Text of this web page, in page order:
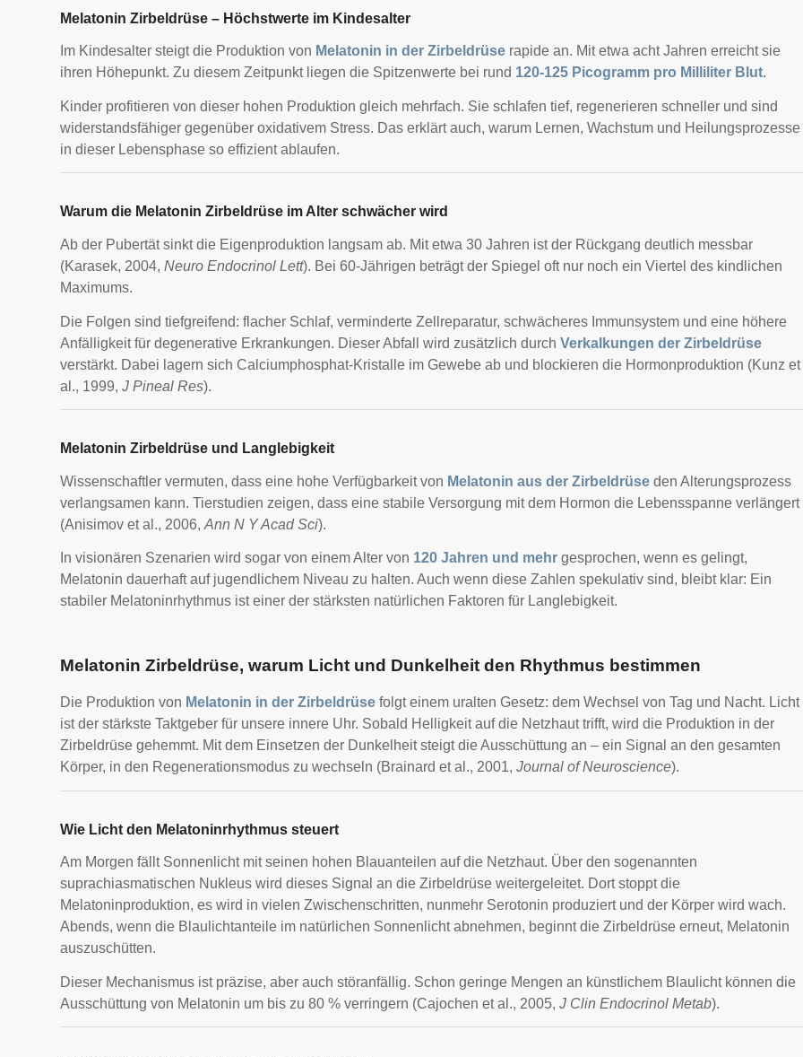
Melatonin Zirbeldrüse – Höchstwerte im Kindesalter
Im Kindesalter steigt die Produktion von Melatonin in der Zirbeldrüse rapide an. Mit etwa acht Jahren erreicht sie
ihren Höhepunkt. Zu diesem Zeitpunkt liegen die Spitzenwerte bei rund 120-125 Picogramm pro Milliliter Blut.
Kinder profitieren von dieser hohen Produktion gleich mehrfach. Sie schlafen tief, regenerieren schneller und sind
widerstandsfähiger gegenüber oxidativem Stress. Das erklärt auch, warum Lernen, Wachstum und Heilungsprozesse
in dieser Lebensphase so effizient ablaufen.
Warum die Melatonin Zirbeldrüse im Alter schwächer wird
Ab der Pubertät sinkt die Eigenproduktion langsam ab. Mit etwa 30 Jahren ist der Rückgang deutlich messbar
(Karasek, 2004, Neuro Endocrinol Lett). Bei 60-Jährigen beträgt der Spiegel oft nur noch ein Viertel des kindlichen
Maximums.
Die Folgen sind tiefgreifend: flacher Schlaf, verminderte Zellreparatur, schwächeres Immunsystem und eine höhere
Anfälligkeit für degenerative Erkrankungen. Dieser Abfall wird zusätzlich durch Verkalkungen der Zirbeldrüse
verstärkt. Dabei lagern sich Calciumphosphat-Kristalle im Gewebe ab und blockieren die Hormonproduktion (Kunz et
al., 1999, J Pineal Res).
Melatonin Zirbeldrüse und Langlebigkeit
Wissenschaftler vermuten, dass eine hohe Verfügbarkeit von Melatonin aus der Zirbeldrüse den Alterungsprozess
verlangsamen kann. Tierstudien zeigen, dass eine stabile Versorgung mit dem Hormon die Lebensspanne verlängert
(Anisimov et al., 2006, Ann N Y Acad Sci).
In visionären Szenarien wird sogar von einem Alter von 120 Jahren und mehr gesprochen, wenn es gelingt,
Melatonin dauerhaft auf jugendlichem Niveau zu halten. Auch wenn diese Zahlen spekulativ sind, bleibt klar: Ein
stabiler Melatoninrhythmus ist einer der stärksten natürlichen Faktoren für Langlebigkeit.
Melatonin Zirbeldrüse, warum Licht und Dunkelheit den Rhythmus bestimmen
Die Produktion von Melatonin in der Zirbeldrüse folgt einem uralten Gesetz: dem Wechsel von Tag und Nacht. Licht
ist der stärkste Taktgeber für unsere innere Uhr. Sobald Helligkeit auf die Netzhaut trifft, wird die Produktion in der
Zirbeldrüse gehemmt. Mit dem Einsetzen der Dunkelheit steigt die Ausschüttung an – ein Signal an den gesamten
Körper, in den Regenerationsmodus zu wechseln (Brainard et al., 2001, Journal of Neuroscience).
Wie Licht den Melatoninrhythmus steuert
Am Morgen fällt Sonnenlicht mit seinen hohen Blauanteilen auf die Netzhaut. Über den sogenannten
suprachiasmatischen Nukleus wird dieses Signal an die Zirbeldrüse weitergeleitet. Dort stoppt die
Melatoninproduktion, es wird in vielen Zwischenschritten, nunmehr Serotonin produziert und der Körper wird wach.
Abends, wenn die Blaulichtanteile im natürlichen Sonnenlicht abnehmen, beginnt die Zirbeldrüse erneut, Melatonin
auszuschütten.
Dieser Mechanismus ist präzise, aber auch störanfällig. Schon geringe Mengen an künstlichem Blaulicht können die
Ausschüttung von Melatonin um bis zu 80 % verringern (Cajochen et al., 2005, J Clin Endocrinol Metab).